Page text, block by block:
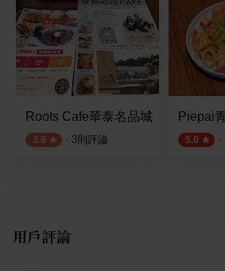
Roots Cafe華泰名品城
3.5 · 3則評論
Piepai
5.0 ·
用戶評論